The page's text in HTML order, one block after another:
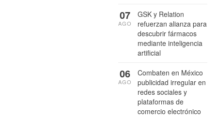
GSK y Relation
refuerzan alianza para
descubrir fármacos
mediante inteligencia
artificial
07
AGO
Combaten en México
publicidad irregular en
redes sociales y
plataformas de
comercio electrónico
06
AGO